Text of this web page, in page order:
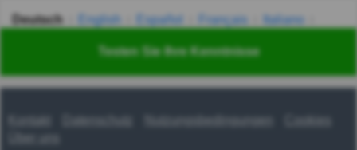
Testen Sie Ihre Kenntnisse
Deutsch English Español Français
Italiano
Українська हिन्दी 한국어 汉语
Kontakt Nutzungsbedingungen
Über uns